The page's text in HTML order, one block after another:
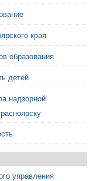
края
образования
детей
надзорной
управления